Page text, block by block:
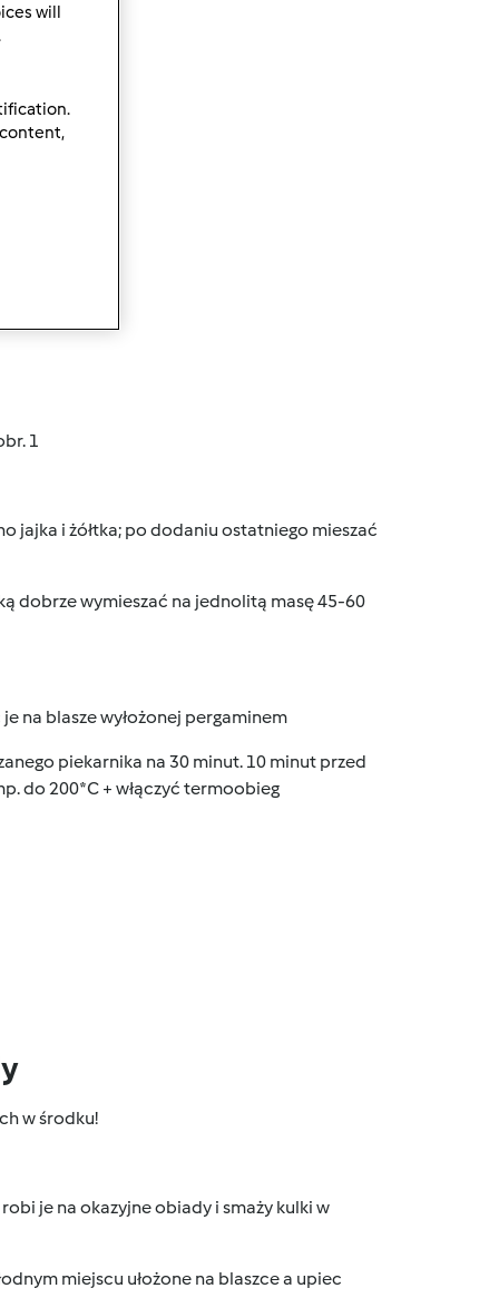
1
jajka i żółtka; po dodaniu ostatniego mieszać
dobrze wymieszać na jednolitą masę 45-60
na blasze wyłożonej pergaminem
piekarnika na 30 minut. 10 minut przed
do 200*C + włączyć termoobieg
w środku!
je na okazyjne obiady i smaży kulki w
miejscu ułożone na blaszce a upiec
will